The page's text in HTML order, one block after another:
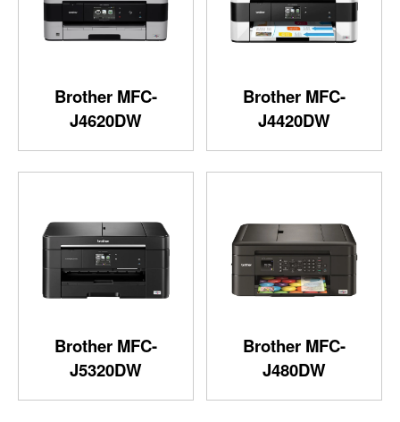
Brother MFC-
J4420DW
Brother MFC-
J4620DW
Brother MFC-
J480DW
Brother MFC-
J5320DW